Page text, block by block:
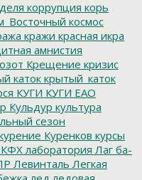
коррупция корь
космос
кражи красная икра
амнистия
Крещение кризис
катоккрытый_каток
КУГИ КУГИ ЕАО
Кульдур культура
сезон
Куренков курсы
КФХ лаборатория Лаг ба-
Левинталь Легкая